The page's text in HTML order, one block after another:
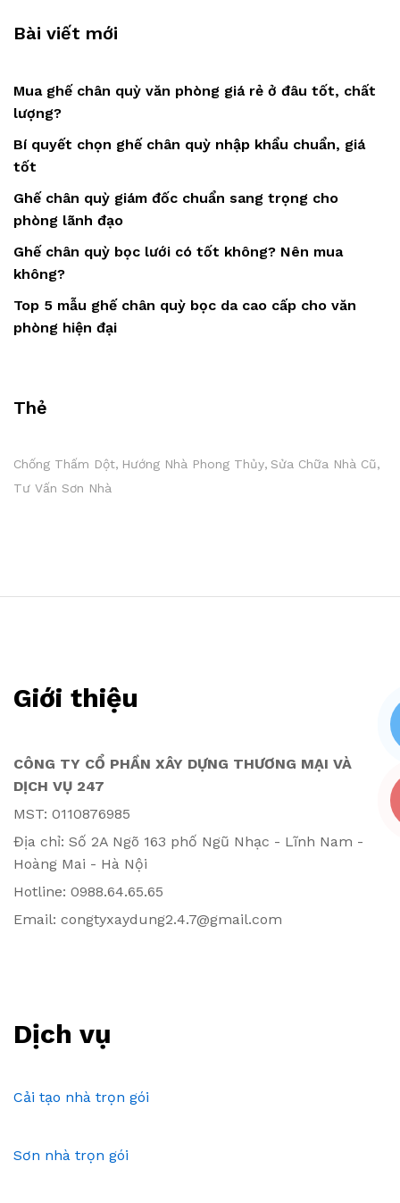
Bài viết mới
Mua ghế chân quỳ văn phòng giá rẻ ở đâu tốt, chất
lượng?
Bí quyết chọn ghế chân quỳ nhập khẩu chuẩn, giá
tốt
Ghế chân quỳ giám đốc chuẩn sang trọng cho
phòng lãnh đạo
Ghế chân quỳ bọc lưới có tốt không? Nên mua
không?
Top 5 mẫu ghế chân quỳ bọc da cao cấp cho văn
phòng hiện đại
Thẻ
Chống Thấm Dột Hướng Nhà Phong Thủy Sửa Chữa Nhà Cũ
Tư Vấn Sơn Nhà
Giới thiệu
CÔNG TY CỔ PHẦN XÂY DỰNG THƯƠNG MẠI VÀ
DỊCH VỤ 247
MST: 0110876985
Địa chỉ: Số 2A Ngõ 163 phố Ngũ Nhạc - Lĩnh Nam -
Hoàng Mai - Hà Nội
Hotline: 0988.64.65.65
Email: congtyxaydung2.4.7@gmail.com
Dịch vụ
Cải tạo nhà trọn gói
Sơn nhà trọn gói